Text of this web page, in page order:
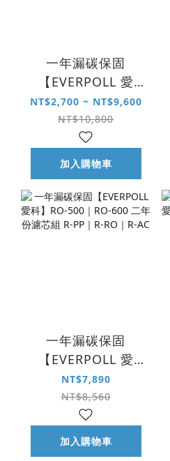
一年漏碳保固
【EVERPOLL 愛
科】DC-1000 雙效
複合式濾芯 DC-
1000F
NT$2,700 ~ NT$9,600
NT$10,800
加入購物車
一年漏碳保固
【EVERPOLL 愛
科】RO-500｜RO-
600 二年份濾芯組
R-PP｜R-RO｜R-
AC
NT$7,890
NT$8,560
加入購物車